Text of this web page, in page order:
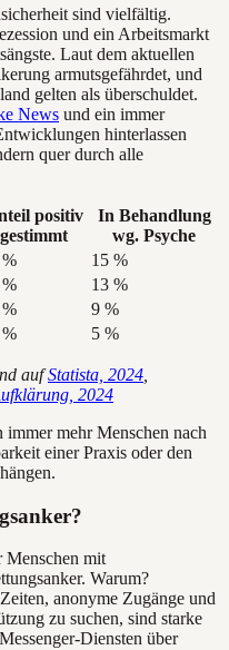
sind vielfältig.
und ein Arbeitsmarkt
Laut dem aktuellen
armutsgefährdet, und
gelten als überschuldet.
News und ein immer
hinterlassen
quer durch alle
positiv
gestimmt
In Behandlung
wg. Psyche
15 %
13 %
9 %
5 %
aufStatista, 2024
2024
mehr Menschen nach
einer Praxis oder den
Menschen mit
Warum?
anonyme Zugänge und
zu suchen, sind starke
Diensten über